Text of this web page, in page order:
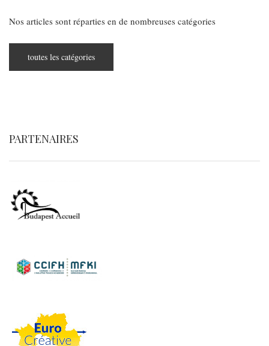
Nos articles sont réparties en de nombreuses catégories
toutes les catégories
PARTENAIRES